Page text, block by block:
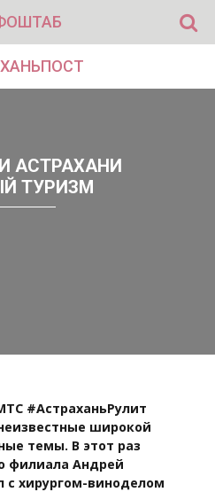
АСТРАХАНИ
ТУРИЗМ
#АстраханьРулит
широкой
темы. В этот раз
филиала Андрей
с хирургом-виноделом